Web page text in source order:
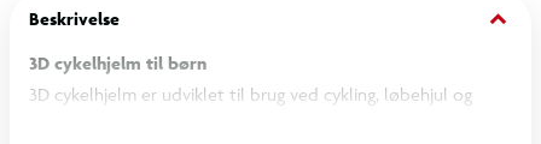
Beskrivelse keyboard_arrow_down
3D cykelhjelm til børn
3D cykelhjelm er udviklet til brug ved cykling, løbehjul og